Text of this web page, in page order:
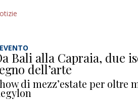
Bali alla Capraia, due
dell’arte
di mezz’estate per oltre